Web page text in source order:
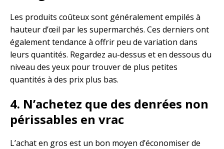
Les produits coûteux sont généralement empilés à
hauteur d’œil par les supermarchés. Ces derniers ont
également tendance à offrir peu de variation dans
leurs quantités. Regardez au-dessus et en dessous du
niveau des yeux pour trouver de plus petites
quantités à des prix plus bas.
4. N’achetez que des denrées non
périssables en vrac
L’achat en gros est un bon moyen d’économiser de